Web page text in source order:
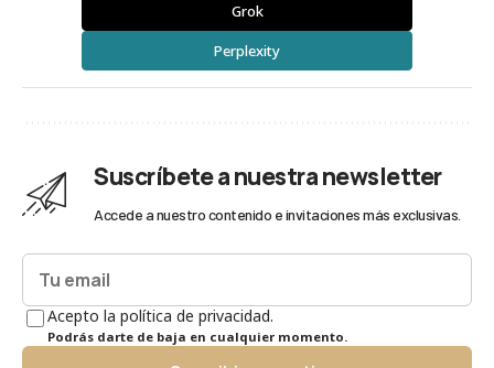
Grok
Perplexity
Suscríbete a nuestra newsletter
Accede a nuestro contenido e invitaciones más exclusivas.
Acepto la política de privacidad.
Podrás darte de baja en cualquier momento.